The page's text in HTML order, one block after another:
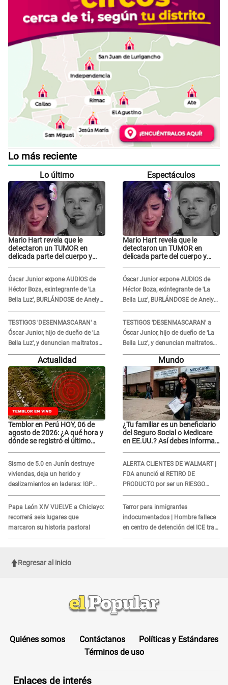
Lo más reciente
Lo último
Mario Hart revela que le
detectaron un TUMOR en
delicada parte del cuerpo y
Óscar Junior expone AUDIOS de
Héctor Boza, exintegrante de 'La
Bella Luz', BURLÁNDOSE de Anely
Dávila tras acusarlo de maltrato:
"Grábame..."
TESTIGOS 'DESENMASCARAN' a
Óscar Junior, hijo de dueño de 'La
Bella Luz', y denuncian maltratos
en la orquesta: "Los humilla..."
Espectáculos
Mario Hart revela que le
detectaron un TUMOR en
delicada parte del cuerpo y
Óscar Junior expone AUDIOS de
Héctor Boza, exintegrante de 'La
Bella Luz', BURLÁNDOSE de Anely
Dávila tras acusarlo de maltrato:
"Grábame..."
TESTIGOS 'DESENMASCARAN' a
Óscar Junior, hijo de dueño de 'La
Bella Luz', y denuncian maltratos
en la orquesta: "Los humilla..."
Actualidad
Temblor en Perú HOY, 06 de
agosto de 2026: ¿A qué hora y
dónde se registró el último
Sismo de 5.0 en Junín destruye
viviendas, deja un herido y
deslizamientos en laderas: IGP
alerta sobre posibles réplicas
Papa León XIV VUELVE a Chiclayo:
recorrerá seis lugares que
marcaron su historia pastoral
Mundo
¿Tu familiar es un beneficiario
del Seguro Social o Medicare
en EE.UU.? Así debes informar
ALERTA CLIENTES DE WALMART |
FDA anunció el RETIRO DE
PRODUCTO por ser un RIESGO
MORTAL para consumidores: ¿Cuál
es?
Terror para inmigrantes
indocumentados | Hombre fallece
en centro de detención del ICE tras
sufrir una "emergencia médica"
Regresar al inicio
Quiénes somos Contáctanos
Políticas y Estándares
Términos de uso
Enlaces de interés